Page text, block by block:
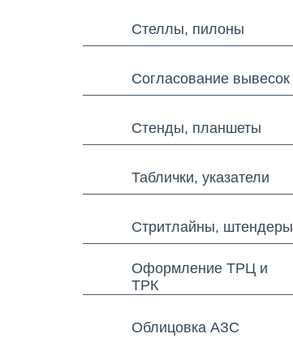
Стеллы, пилоны
Согласование вывесок
Стенды, планшеты
Таблички, указатели
Стритлайны, штендеры
Оформление ТРЦ и
ТРК
Облицовка АЗС